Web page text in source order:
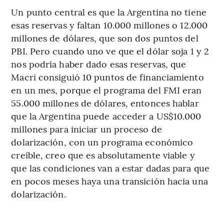
Un punto central es que la Argentina no tiene
esas reservas y faltan 10.000 millones o 12.000
millones de dólares, que son dos puntos del
PBI. Pero cuando uno ve que el dólar soja 1 y 2
nos podría haber dado esas reservas, que
Macri consiguió 10 puntos de financiamiento
en un mes, porque el programa del FMI eran
55.000 millones de dólares, entonces hablar
que la Argentina puede acceder a US$10.000
millones para iniciar un proceso de
dolarización, con un programa económico
creíble, creo que es absolutamente viable y
que las condiciones van a estar dadas para que
en pocos meses haya una transición hacia una
dolarización.